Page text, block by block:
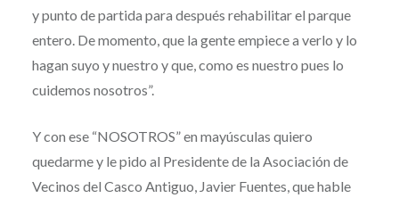
y punto de partida para después rehabilitar el parque
entero. De momento, que la gente empiece a verlo y lo
hagan suyo y nuestro y que, como es nuestro pues lo
cuidemos nosotros”.
Y con ese “NOSOTROS” en mayúsculas quiero
quedarme y le pido al Presidente de la Asociación de
Vecinos del Casco Antiguo, Javier Fuentes, que hable